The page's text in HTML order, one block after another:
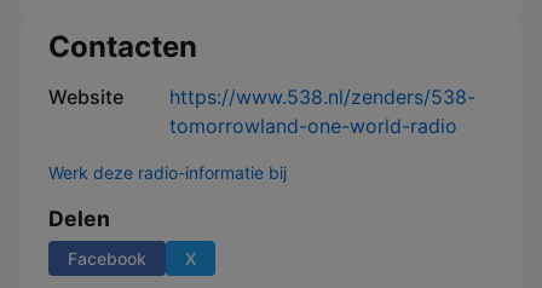
Contacten
Website
https://www.538.nl/zenders/538-
tomorrowland-one-world-radio
Werk deze radio-informatie bij
Delen
Facebook X